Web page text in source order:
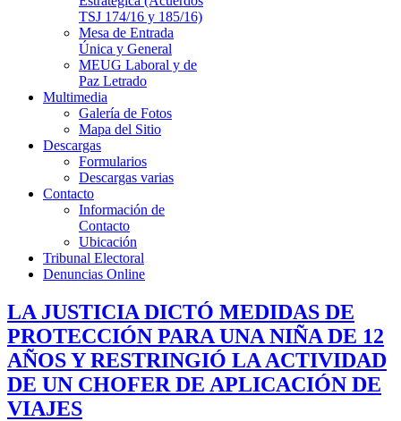
TSJ 174/16 y 185/16)
Mesa de Entrada
Única y General
MEUG Laboral y de
Paz Letrado
Multimedia
Galería de Fotos
Mapa del Sitio
Descargas
Formularios
Descargas varias
Contacto
Información de
Contacto
Ubicación
Tribunal Electoral
Denuncias Online
LA JUSTICIA DICTÓ MEDIDAS DE
PROTECCIÓN PARA UNA NIÑA DE 12
AÑOS Y RESTRINGIÓ LA ACTIVIDAD
DE UN CHOFER DE APLICACIÓN DE
VIAJES